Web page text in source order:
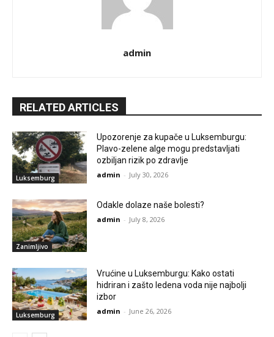
admin
RELATED ARTICLES
Luksemburg
Upozorenje za kupače u Luksemburgu:
Plavo-zelene alge mogu predstavljati
ozbiljan rizik po zdravlje
admin - July 30, 2026
Zanimljivo
Odakle dolaze naše bolesti?
admin - July 8, 2026
Luksemburg
Vrućine u Luksemburgu: Kako ostati
hidriran i zašto ledena voda nije najbolji
izbor
admin - June 26, 2026